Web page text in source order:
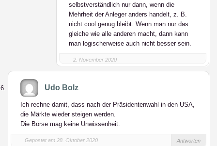
selbstverständlich nur dann, wenn die
Mehrheit der Anleger anders handelt, z. B.
nicht cool genug bleibt. Wenn man nur das
gleiche wie alle anderen macht, dann kann
man logischerweise auch nicht besser sein.
2. November 2020
Udo Bolz
Ich rechne damit, dass nach der Präsidentenwahl in den USA,
die Märkte wieder steigen werden.
Die Börse mag keine Unwissenheit.
Gepostet am 28. Oktober 2020 Antworten